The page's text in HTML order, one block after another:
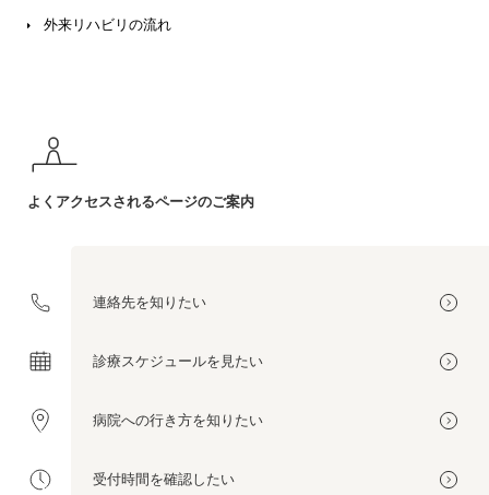
外来リハビリの流れ
よくアクセスされるページのご案内
連絡先を知りたい
診療スケジュールを 見たい
病院への行き方を知りたい
受付時間を確認したい